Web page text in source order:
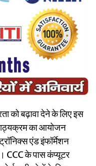
को बढ़ावा देने के लिए इस
का आयोजन
एंड इंफॉर्मेशन
CCC के पास कंप्यूटर